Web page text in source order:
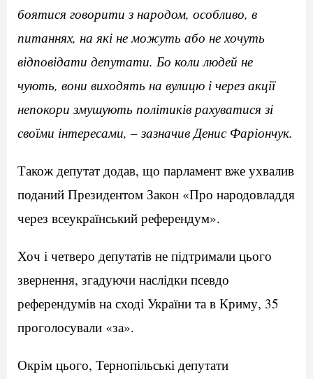
боятися говорити з народом, особливо, в
питаннях, на які не можуть або не хочуть
відповідати депутати. Бо коли людей не
чують, вони виходять на вулицю і через акції
непокори змушують політиків рахуватися зі
своїми інтересами, – зазначив Денис Фаріончук.
Також депутат додав, що парламент вже ухвалив
поданий Президентом Закон «Про народовладдя
через всеукраїнський референдум».
Хоч і четверо депутатів не підтримали цього
звернення, згадуючи наслідки псевдо
референдумів на сході України та в Криму, 35
проголосували «за».
Окрім цього, Тернопільські депутати